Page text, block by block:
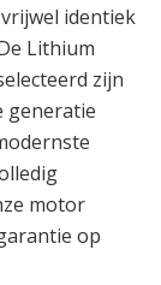
identiek
Lithium
zijn
generatie
motor
op